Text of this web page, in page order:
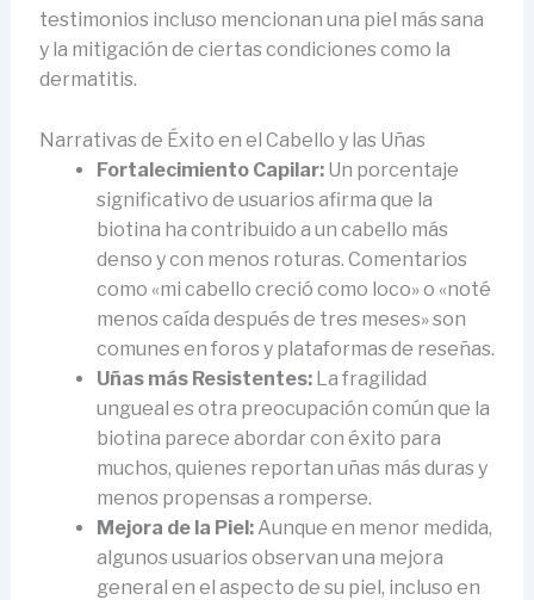
testimonios incluso mencionan una piel más sana
y la mitigación de ciertas condiciones como la
dermatitis.
Narrativas de Éxito en el Cabello y las Uñas
Fortalecimiento Capilar:Un porcentaje
significativo de usuarios afirma que la
biotina ha contribuido a un cabello más
denso y con menos roturas. Comentarios
como «mi cabello creció como loco» o «noté
menos caída después de tres meses» son
comunes en foros y plataformas de reseñas.
Uñas más Resistentes:La fragilidad
ungueal es otra preocupación común que la
biotina parece abordar con éxito para
muchos, quienes reportan uñas más duras y
menos propensas a romperse.
Mejora de la Piel:Aunque en menor medida,
algunos usuarios observan una mejora
general en el aspecto de su piel, incluso en